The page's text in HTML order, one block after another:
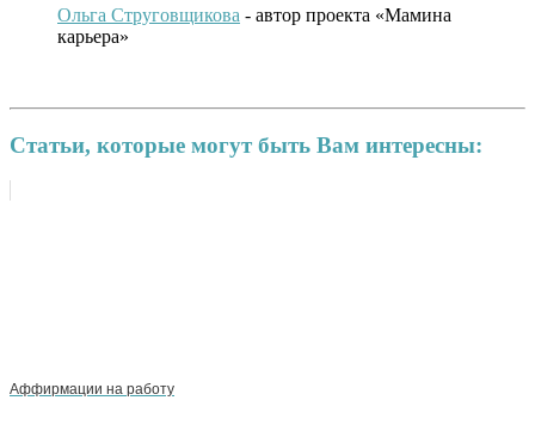
Ольга Струговщикова - автор проекта «Мамина
карьера»
Статьи, которые могут быть Вам интересны:
Аффирмации на работу